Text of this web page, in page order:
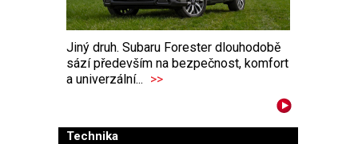
Jiný druh. Subaru Forester dlouhodobě
sází především na bezpečnost, komfort
a univerzální... >>
Technika